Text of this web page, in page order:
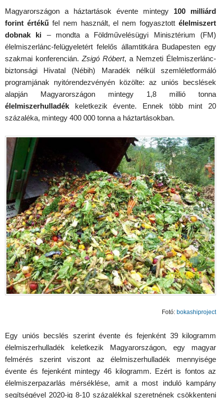
Magyarországon a háztartások évente mintegy 100 milliárd
forint értékűfel nem használt, el nem fogyasztott élelmiszert
dobnak ki – mondta a Földművelésügyi Minisztérium (FM)
élelmiszerlánc-felügyeletért felelős államtitkára Budapesten egy
szakmai konferencián. Zsigó Róbert, a Nemzeti Élelmiszerlánc-
biztonsági Hivatal (Nébih) Maradék nélkül szemléletformáló
programjának nyitórendezvényén közölte: az uniós becslések
alapján Magyarországon mintegy 1,8 millió tonna
élelmiszerhulladék keletkezik évente. Ennek több mint 20
százaléka, mintegy 400 000 tonna a háztartásokban.
Fotó: bokashiproject
Egy uniós becslés szerint évente és fejenként 39 kilogramm
élelmiszerhulladék keletkezik Magyarországon, egy magyar
felmérés szerint viszont az élelmiszerhulladék mennyisége
évente és fejenként mintegy 46 kilogramm. Ezért is fontos az
élelmiszerpazarlás mérséklése, amit a most induló kampány
segítségével 2020-ig 8-10 százalékkal szeretnének csökkenteni